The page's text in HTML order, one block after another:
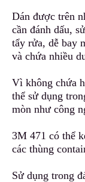
Dán được trên
cần đánh dấu,
tẩy rửa, dễ bay
và chứa nhiều
Vì không chứa
thể sử dụng
mòn như công
3M 471 có thể
các thùng
Sử dụng trong